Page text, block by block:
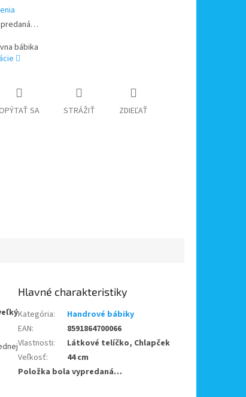
bábika
OPÝTAŤ SA STRÁŽIŤ ZDIEĽAŤ
Kategória:
Handrové bábiky
EAN:
8591864700066
Vlastnosti:
Látkové telíčko, Chlapček
Veľkosť:
44 cm
Položka bola vypredaná…